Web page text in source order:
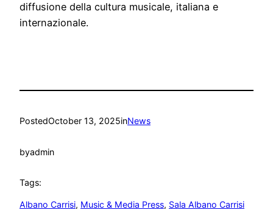
diffusione della cultura musicale, italiana e
internazionale.
PostedOctober 13, 2025inNews
byadmin
Tags:
Albano Carrisi, Music & Media Press, Sala Albano Carrisi